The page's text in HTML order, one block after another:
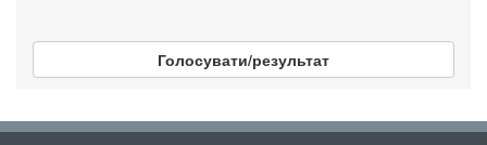
Голосувати/результат